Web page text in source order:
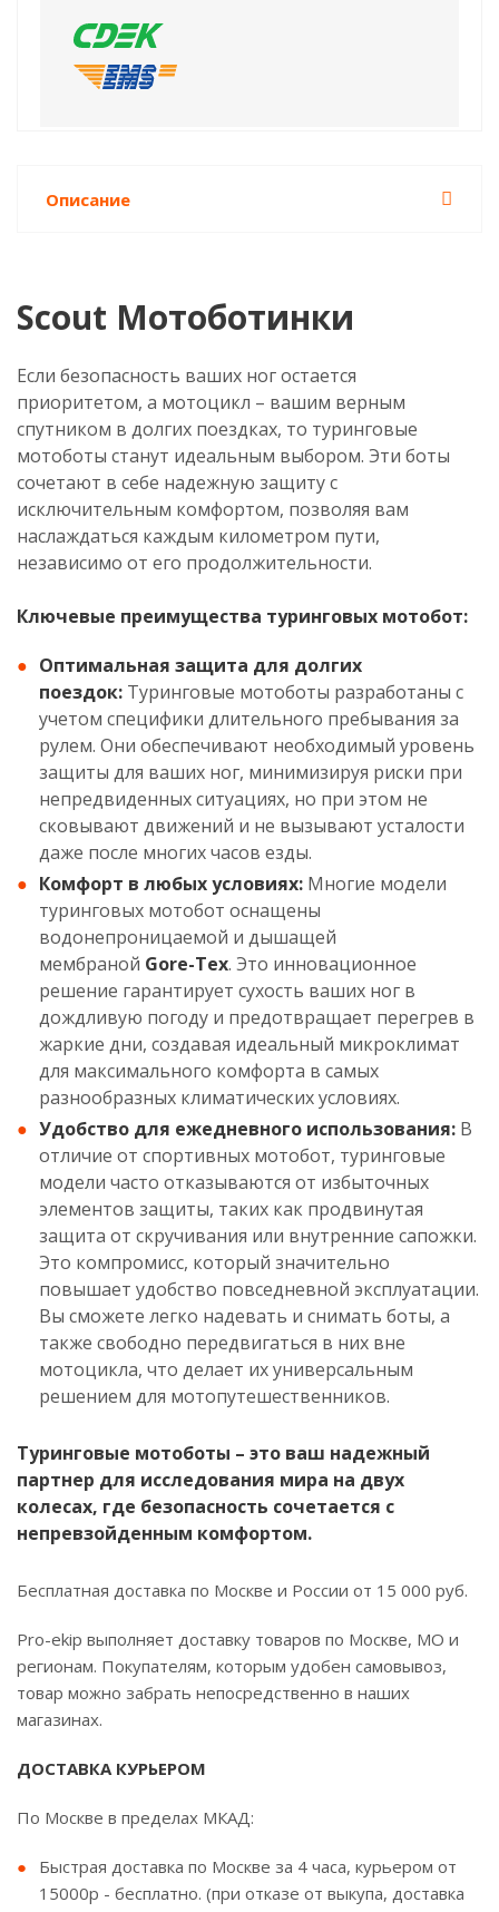
Описание
Scout Мотоботинки
Если безопасность ваших ног остается
приоритетом, а мотоцикл – вашим верным
спутником в долгих поездках, то туринговые
мотоботы станут идеальным выбором. Эти боты
сочетают в себе надежную защиту с
исключительным комфортом, позволяя вам
наслаждаться каждым километром пути,
независимо от его продолжительности.
Ключевые преимущества туринговых мотобот:
Оптимальная защита для долгих
поездок: Туринговые мотоботы разработаны с
учетом специфики длительного пребывания за
рулем. Они обеспечивают необходимый уровень
защиты для ваших ног, минимизируя риски при
непредвиденных ситуациях, но при этом не
сковывают движений и не вызывают усталости
даже после многих часов езды.
Комфорт в любых условиях: Многие модели
туринговых мотобот оснащены
водонепроницаемой и дышащей
мембраной Gore-Tex. Это инновационное
решение гарантирует сухость ваших ног в
дождливую погоду и предотвращает перегрев в
жаркие дни, создавая идеальный микроклимат
для максимального комфорта в самых
разнообразных климатических условиях.
Удобство для ежедневного использования: В
отличие от спортивных мотобот, туринговые
модели часто отказываются от избыточных
элементов защиты, таких как продвинутая
защита от скручивания или внутренние сапожки.
Это компромисс, который значительно
повышает удобство повседневной эксплуатации.
Вы сможете легко надевать и снимать боты, а
также свободно передвигаться в них вне
мотоцикла, что делает их универсальным
решением для мотопутешественников.
Туринговые мотоботы – это ваш надежный
партнер для исследования мира на двух
колесах, где безопасность сочетается с
непревзойденным комфортом.
Бесплатная доставка по Москве и России от 15 000 руб.
Pro-ekip выполняет доставку товаров по Москве, МО и
регионам. Покупателям, которым удобен самовывоз,
товар можно забрать непосредственно в наших
магазинах.
ДОСТАВКА КУРЬЕРОМ
По Москве в пределах МКАД:
Быстрая доставка по Москве за 4 часа, курьером от
15000р - бесплатно. (при отказе от выкупа, доставка